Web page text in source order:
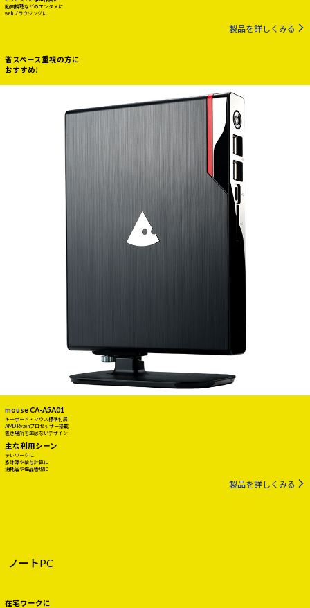
動画視聴などのエンタメに
webブラウジングに
製品を詳しくみる
省スペース重視の方に
おすすめ!
mouse CA-A5A01
キーボード・マウス標準付属
AMD Ryzenプロセッサー搭載
置き場所を選ばないデザイン
主な利用シーン
テレワークに
家計簿や給与計算に
消耗品や備品管理に
製品を詳しくみる
ノートPC
在宅ワークに